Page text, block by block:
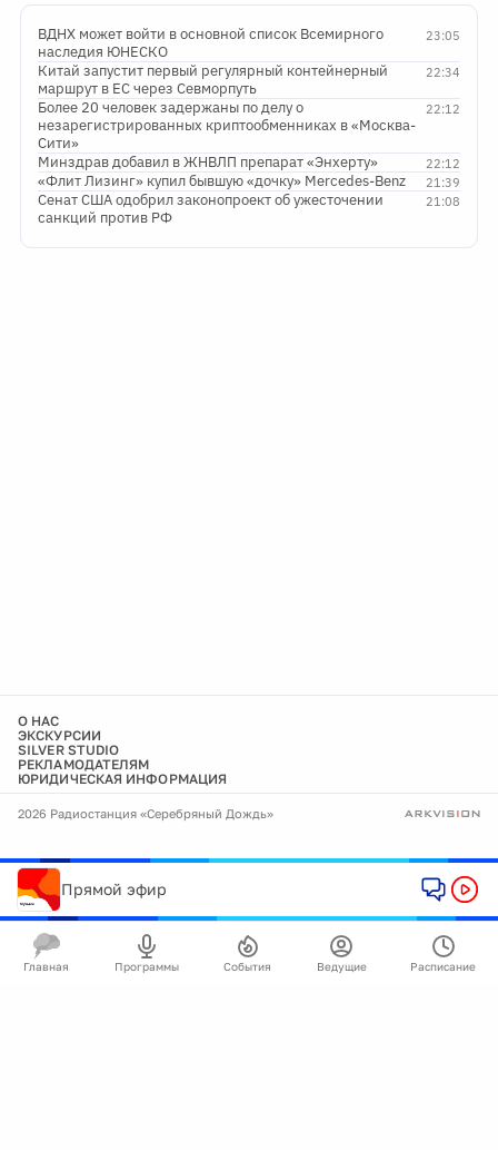
ВДНХ может войти в основной список Всемирного
наследия ЮНЕСКО
Китай запустит первый регулярный контейнерный
маршрут в ЕС через Севморпуть
Более 20 человек задержаны по делу о
незарегистрированных криптообменниках в «Москва-
Сити»
Минздрав добавил в ЖНВЛП препарат «Энхерту»
21:39
«Флит Лизинг» купил бывшую «дочку» Mercedes-Benz
21:08
Сенат США одобрил законопроект об ужесточении
санкций против РФ
О НАС
ЭКСКУРСИИ
SILVER STUDIO
РЕКЛАМОДАТЕЛЯМ
ЮРИДИЧЕСКАЯ ИНФОРМАЦИЯ
2026 Радиостанция «Серебряный Дождь»
Прямой эфир
Главная Программы События Ведущие Расписание